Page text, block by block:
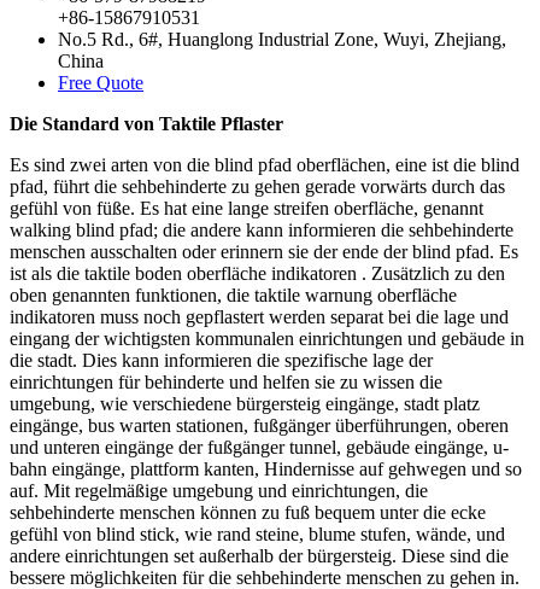
+86-15867910531
No.5 Rd., 6#, Huanglong Industrial Zone, Wuyi, Zhejiang,
China
Free Quote
Die Standard von Taktile Pflaster
Es sind zwei arten von die blind pfad oberflächen, eine ist die blind
pfad, führt die sehbehinderte zu gehen gerade vorwärts durch das
gefühl von füße. Es hat eine lange streifen oberfläche, genannt
walking blind pfad; die andere kann informieren die sehbehinderte
menschen ausschalten oder erinnern sie der ende der blind pfad. Es
ist als die taktile boden oberfläche indikatoren . Zusätzlich zu den
oben genannten funktionen, die taktile warnung oberfläche
indikatoren muss noch gepflastert werden separat bei die lage und
eingang der wichtigsten kommunalen einrichtungen und gebäude in
die stadt. Dies kann informieren die spezifische lage der
einrichtungen für behinderte und helfen sie zu wissen die
umgebung, wie verschiedene bürgersteig eingänge, stadt platz
eingänge, bus warten stationen, fußgänger überführungen, oberen
und unteren eingänge der fußgänger tunnel, gebäude eingänge, u-
bahn eingänge, plattform kanten, Hindernisse auf gehwegen und so
auf. Mit regelmäßige umgebung und einrichtungen, die
sehbehinderte menschen können zu fuß bequem unter die ecke
gefühl von blind stick, wie rand steine, blume stufen, wände, und
andere einrichtungen set außerhalb der bürgersteig. Diese sind die
bessere möglichkeiten für die sehbehinderte menschen zu gehen in.